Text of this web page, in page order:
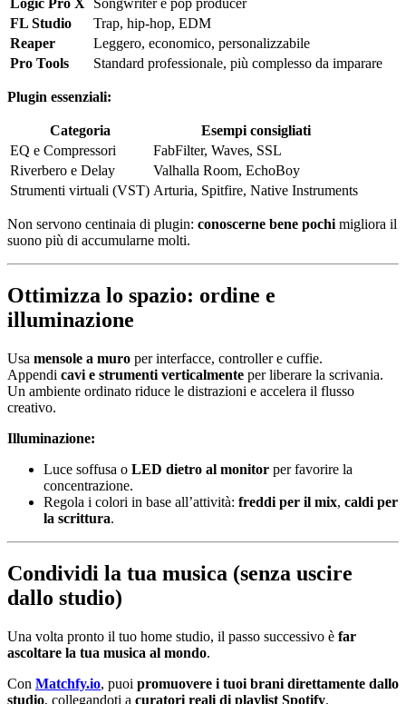
FL Studio
Trap, hip-hop, EDM
Reaper
Leggero, economico, personalizzabile
Pro Tools
Standard professionale, più complesso da imparare
Plugin essenziali:
Categoria
Esempi consigliati
EQ e Compressori
FabFilter, Waves, SSL
Riverbero e Delay
Valhalla Room, EchoBoy
Strumenti virtuali (VST) Arturia, Spitfire, Native Instruments
Non servono centinaia di plugin: conoscerne bene pochi migliora il
suono più di accumularne molti.
Ottimizza lo spazio: ordine e
illuminazione
Usa mensole a muro per interfacce, controller e cuffie.
Appendi cavi e strumenti verticalmente per liberare la scrivania.
Un ambiente ordinato riduce le distrazioni e accelera il flusso
creativo.
Illuminazione:
Luce soffusa o LED dietro al monitor per favorire la
concentrazione.
Regola i colori in base all’attività: freddi per il mix, caldi per
la scrittura.
Condividi la tua musica (senza uscire
dallo studio)
Una volta pronto il tuo home studio, il passo successivo è far
ascoltare la tua musica al mondo.
Con Matchfy.io, puoi promuovere i tuoi brani direttamente dallo
studio, collegandoti a curatori reali di playlist Spotify.